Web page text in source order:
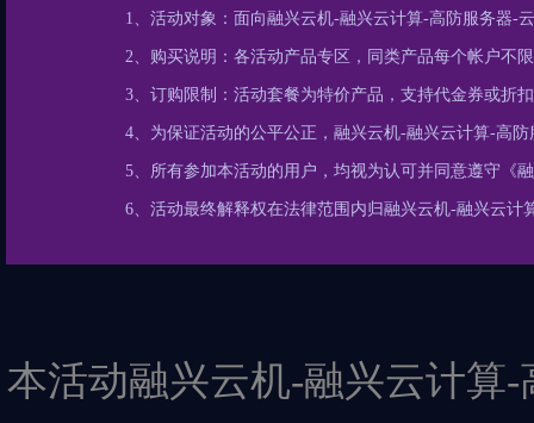
1、活动对象：面向融兴云机-融兴云计算-高防服务器-
2、购买说明：各活动产品专区，同类产品每个帐户不
3、订购限制：活动套餐为特价产品，支持代金券或折
4、为保证活动的公平公正，融兴云机-融兴云计算-高
5、所有参加本活动的用户，均视为认可并同意遵守《
6、活动最终解释权在法律范围内归融兴云机-融兴云计
本活动融兴云机-融兴云计算